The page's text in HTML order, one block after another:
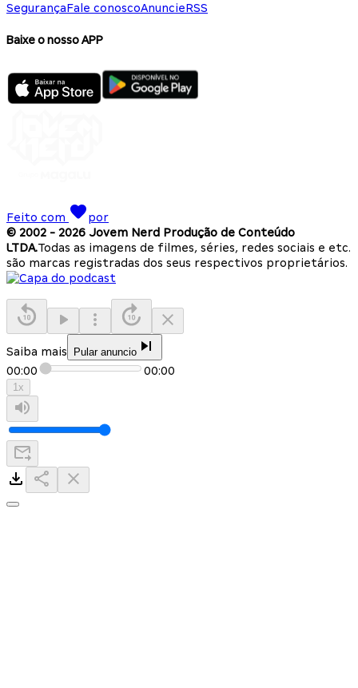
SegurançaFale conoscoAnuncieRSS
Baixe o nosso APP
Feito com
por
© 2002 - 2026 Jovem Nerd Produção de Conteúdo
LTDA.Todas as imagens de filmes, séries, redes sociais e etc.
são marcas registradas dos seus respectivos proprietários.
Saiba mais Pular anuncio
00:00 00:00
1x